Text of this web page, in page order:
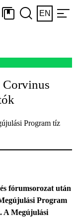
EN
Corvinus
Program tíz
fórumsorozat után
Program
A Megújulási